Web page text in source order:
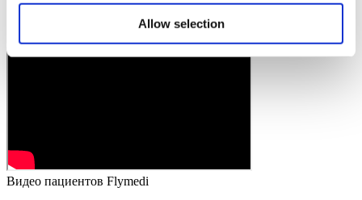
Allow selection
Видео пациентов Flymedi